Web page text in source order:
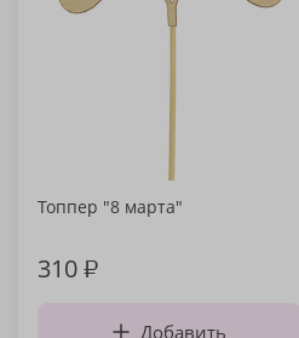
Топпер "8 марта"
310₽
Добавить